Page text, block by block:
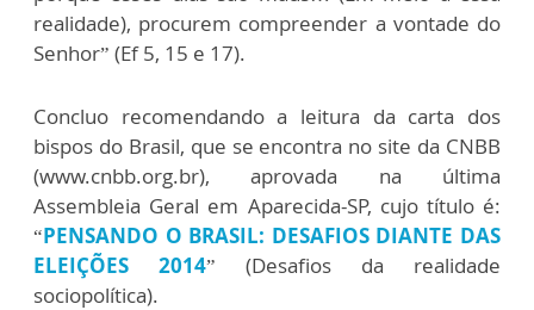
realidade), procurem compreender a vontade do
Senhor” (Ef 5, 15 e 17).
Concluo recomendando a leitura da carta dos
bispos do Brasil, que se encontra no site da CNBB
(www.cnbb.org.br), aprovada na última
Assembleia Geral em Aparecida-SP, cujo título é:
“PENSANDO O BRASIL: DESAFIOS DIANTE DAS
ELEIÇÕES 2014” (Desafios da realidade
sociopolítica).